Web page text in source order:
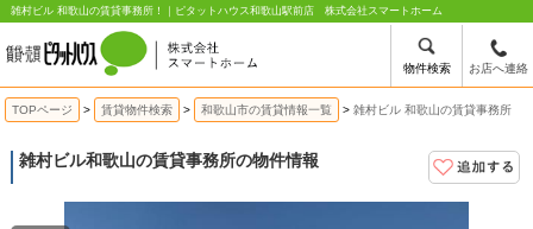
物件検索 お店へ連絡
雑村ビル 和歌山の賃貸事務所！｜ピタットハウス和歌山駅前店 株式会社スマートホーム
TOPページ 賃貸物件検索 和歌山市の賃貸情報一覧 雑村ビル 和歌山の賃貸事務所
雑村ビル和歌山の賃貸事務所の物件情報